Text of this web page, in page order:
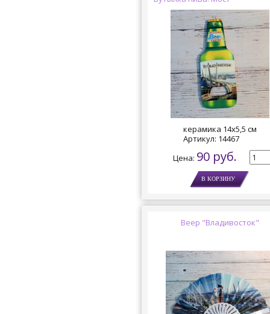
керамика 14х5,5 см
Артикул: 14467
Цена: 90 руб.
Веер "Владивосток"